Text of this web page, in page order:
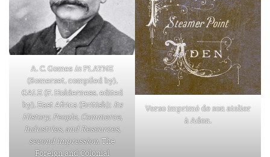
A. C. GomesinPLAYNE
(Somerset, compiled by),
GALE (F. Holderness, edited
by), East Africa (British); Its
History, People, Commerce,
Industries, and Resources,
second impression, The
Foreign and Colonial
Verso imprimé de son atelier
à Aden.